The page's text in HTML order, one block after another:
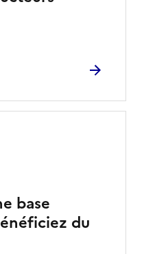
base
du